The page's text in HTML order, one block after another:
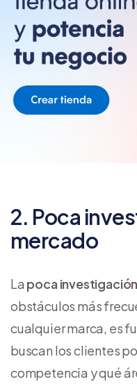
2. Poca
mercado
La poca
obstáculos más
cualquier marca, es
buscan los clientes
competencia y qué